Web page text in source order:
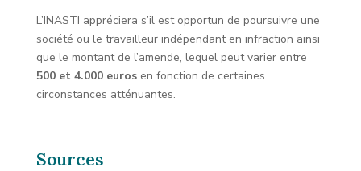
L’INASTI appréciera s’il est opportun de poursuivre une
société ou le travailleur indépendant en infraction ainsi
que le montant de l’amende, lequel peut varier entre
500 et 4.000 eurosen fonction de certaines
circonstances atténuantes.
Sources